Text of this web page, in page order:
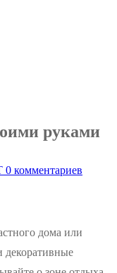
руками
0 комментариев
дома или
декоративные